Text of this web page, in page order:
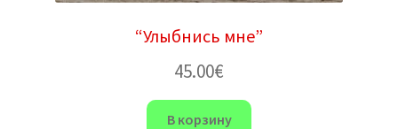
“Улыбнись мне”
45.00€
В корзину